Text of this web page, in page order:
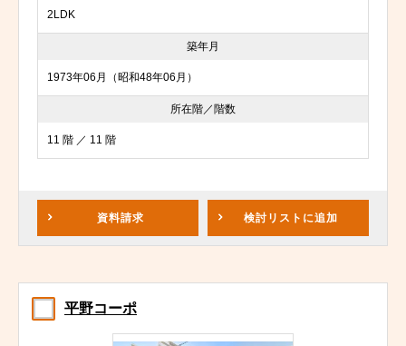
2LDK
築年月
1973年06月（昭和48年06月）
所在階／階数
11 階 ／ 11 階
資料請求 検討リスト に追加
平野コーポ